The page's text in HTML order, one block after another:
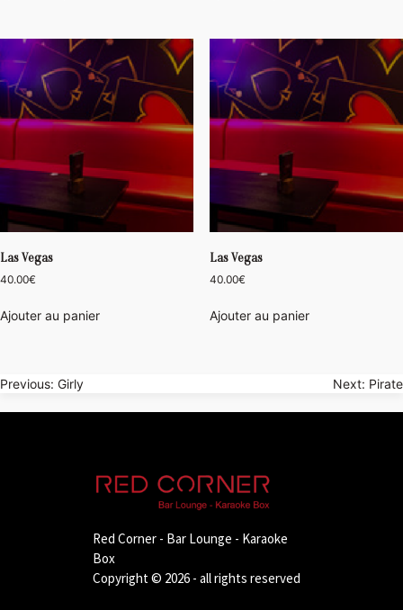
Las Vegas
40.00€
Ajouter au panier
Las Vegas
40.00€
Ajouter au panier
Navigation
de
Previous: Girly Next: Pirate
Red Corner - Bar Lounge - Karaoke
Box
Copyright © 2026 - all rights reserved